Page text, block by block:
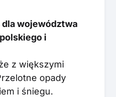
dla województwa
i
z większymi
opady
i śniegu.